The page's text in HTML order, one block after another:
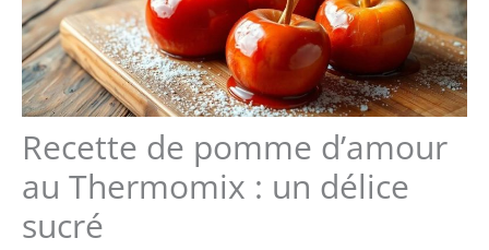
Recette de pomme d’amour
au Thermomix : un délice
sucré